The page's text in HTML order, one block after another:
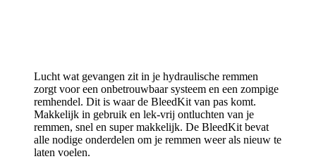
Lucht wat gevangen zit in je hydraulische remmen
zorgt voor een onbetrouwbaar systeem en een zompige
remhendel. Dit is waar de BleedKit van pas komt.
Makkelijk in gebruik en lek-vrij ontluchten van je
remmen, snel en super makkelijk. De BleedKit bevat
alle nodige onderdelen om je remmen weer als nieuw te
laten voelen.